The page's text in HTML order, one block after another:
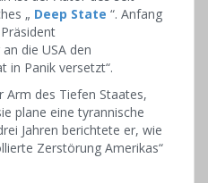
„ Deep State “. Anfang
die USA den
in Panik versetzt“.
Arm des Tiefen Staates,
plane eine tyrannische
Jahren berichtete er, wie
Zerstörung Amerikas“